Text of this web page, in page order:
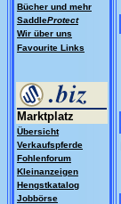
Bücher und mehr
SaddleProtect
Wir über uns
Favourite Links
Marktplatz
Übersicht
Verkaufspferde
Fohlenforum
Kleinanzeigen
Hengstkatalog
Jobbörse